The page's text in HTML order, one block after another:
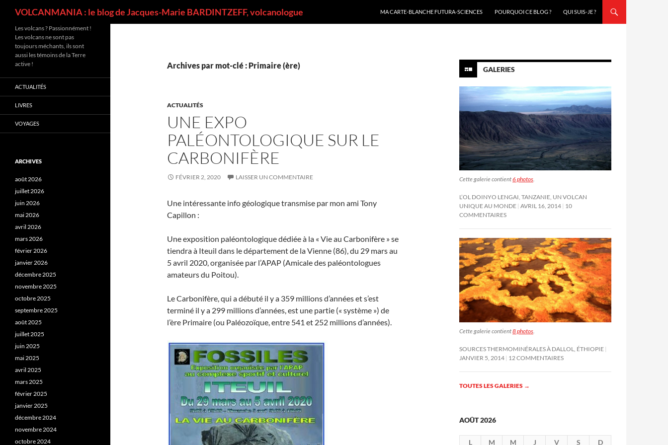
VOLCANMANIA : le blog de Jacques-Marie BARDINTZEFF, volcanologue
MA CARTE-BLANCHE FUTURA-SCIENCES
POURQUOI CE BLOG ? QUI SUIS-JE ?
Archives par mot-clé : Primaire (ère)
ACTUALITÉS
UNE EXPO
PALÉONTOLOGIQUE SUR LE
CARBONIFÈRE
FÉVRIER 2, 2020 LAISSER UN COMMENTAIRE
Une intéressante info géologique transmise par mon ami Tony
Capillon :
Une exposition paléontologique dédiée à la « Vie au Carbonifère » se
tiendra à Iteuil dans le département de la Vienne (86), du 29 mars au
5 avril 2020, organisée par l’APAP (Amicale des paléontologues
amateurs du Poitou).
Le Carbonifère, qui a débuté il y a 359 millions d’années et s’est
terminé il y a 299 millions d’années, est une partie (« système ») de
l’ère Primaire (ou Paléozoïque, entre 541 et 252 millions d’années).
GALERIES
Cette galerie contient6 photos.
L’OL DOINYO LENGAI, TANZANIE, UN VOLCAN
UNIQUE AU MONDE AVRIL 16, 2014 10
COMMENTAIRES
Cette galerie contient8 photos
SOURCES THERMOMINÉRALES À DALLOL, ÉTHIOPIE
JANVIER 5, 2014 12 COMMENTAIRES
TOUTES LES GALERIES →
AOÛT 2026
L M M J V S
D
Les volcans ? Passionnément !
Les volcans ne sont pas
toujours méchants, ils sont
aussi les témoins de la Terre
active !
ACTUALITÉS
LIVRES
VOYAGES
ARCHIVES
août 2026
juillet 2026
juin 2026
mai 2026
avril 2026
mars 2026
février 2026
janvier 2026
décembre 2025
novembre 2025
octobre 2025
septembre 2025
août 2025
juillet 2025
juin 2025
mai 2025
avril 2025
mars 2025
février 2025
janvier 2025
décembre 2024
novembre 2024
octobre 2024